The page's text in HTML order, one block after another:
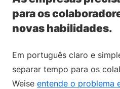
para os
novas habilidades.
Em português claro e
separar tempo para os
Weise entende o problema